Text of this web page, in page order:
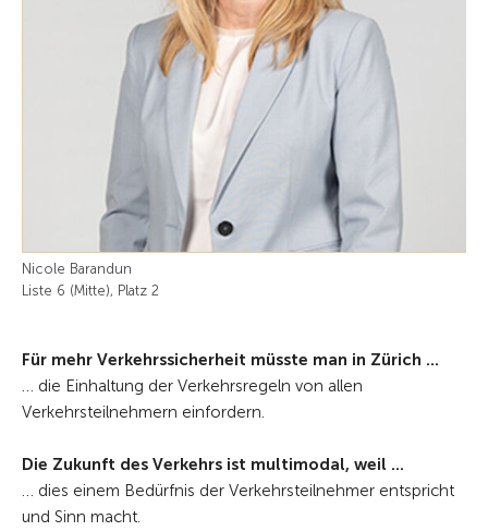
Nicole Barandun
Liste 6 (Mitte), Platz 2
Für mehr Verkehrssicherheit müsste man in Zürich ...
… die Einhaltung der Verkehrsregeln von allen
Verkehrsteilnehmern einfordern.
Die Zukunft des Verkehrs ist multimodal, weil ...
… dies einem Bedürfnis der Verkehrsteilnehmer entspricht
und Sinn macht.